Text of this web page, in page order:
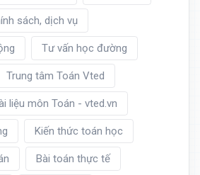
sách, dịch vụ
Tư vấn học đường
Trung tâm Toán Vted
liệu môn Toán - vted.vn
Kiến thức toán học
Bài toán thực tế